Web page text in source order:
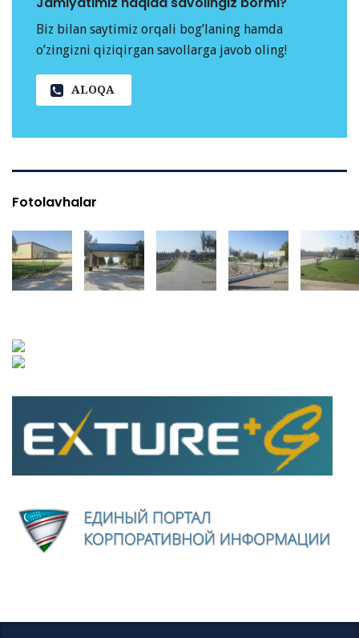
Biz bilan saytimiz orqali bog’laning hamda
o’zingizni qiziqirgan savollarga javob oling!
ALOQA
Fotolavhalar